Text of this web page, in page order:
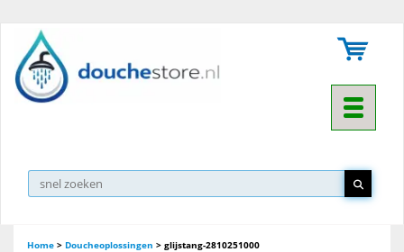
Toggle
Home > Doucheoplossingen > glijstang-2810251000